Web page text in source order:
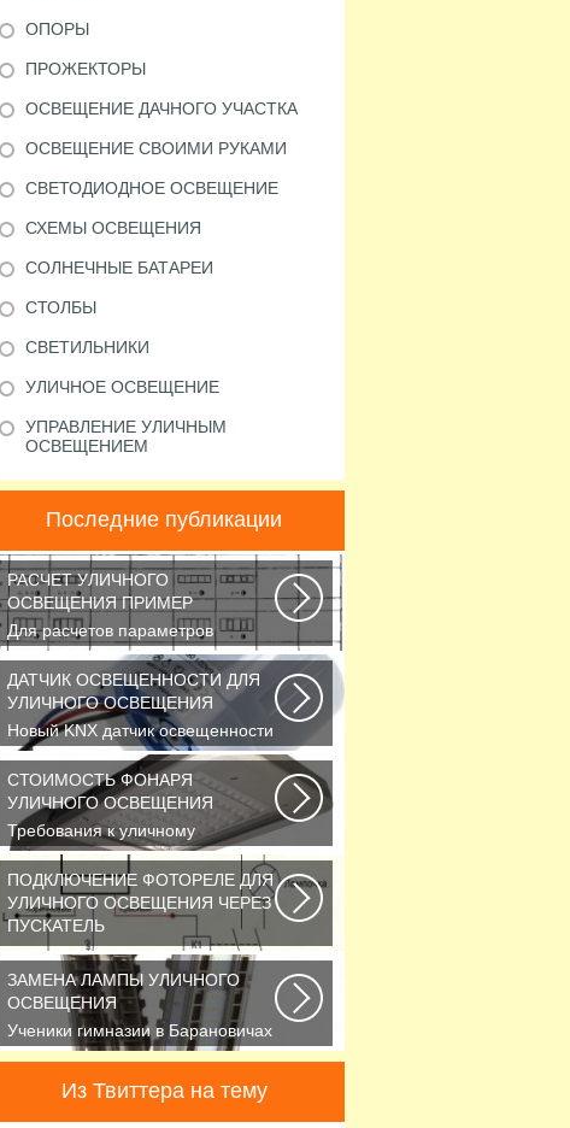
ОПОРЫ
ПРОЖЕКТОРЫ
ОСВЕЩЕНИЕ ДАЧНОГО УЧАСТКА
ОСВЕЩЕНИЕ СВОИМИ РУКАМИ
СВЕТОДИОДНОЕ ОСВЕЩЕНИЕ
СХЕМЫ ОСВЕЩЕНИЯ
СОЛНЕЧНЫЕ БАТАРЕИ
СТОЛБЫ
СВЕТИЛЬНИКИ
УЛИЧНОЕ ОСВЕЩЕНИЕ
УПРАВЛЕНИЕ УЛИЧНЫМ
ОСВЕЩЕНИЕМ
Последние публикации
РАСЧЕТ УЛИЧНОГО
ОСВЕЩЕНИЯ ПРИМЕР
Для расчетов параметров
наружного освещения
применяется
сертифицированный...
ДАТЧИК ОСВЕЩЕННОСТИ ДЛЯ
УЛИЧНОГО ОСВЕЩЕНИЯ
Новый KNX датчик освещенности
LUNA 134 KNX от Theben стал
ещё более простым...
СТОИМОСТЬ ФОНАРЯ
УЛИЧНОГО ОСВЕЩЕНИЯ
Требования к уличному
освещению регулируется рядом
ГОСТов и СНиПов,
описывающих...
ПОДКЛЮЧЕНИЕ ФОТОРЕЛЕ ДЛЯ
УЛИЧНОГО ОСВЕЩЕНИЯ ЧЕРЕЗ
ПУСКАТЕЛЬ
В повседневной жизни все чаще
применяется фотореле,
называемое также, сумеречным...
ЗАМЕНА ЛАМПЫ УЛИЧНОГО
ОСВЕЩЕНИЯ
Ученики гимназии в Барановичах
собрали солнечную батарею
Из Твиттера на тему